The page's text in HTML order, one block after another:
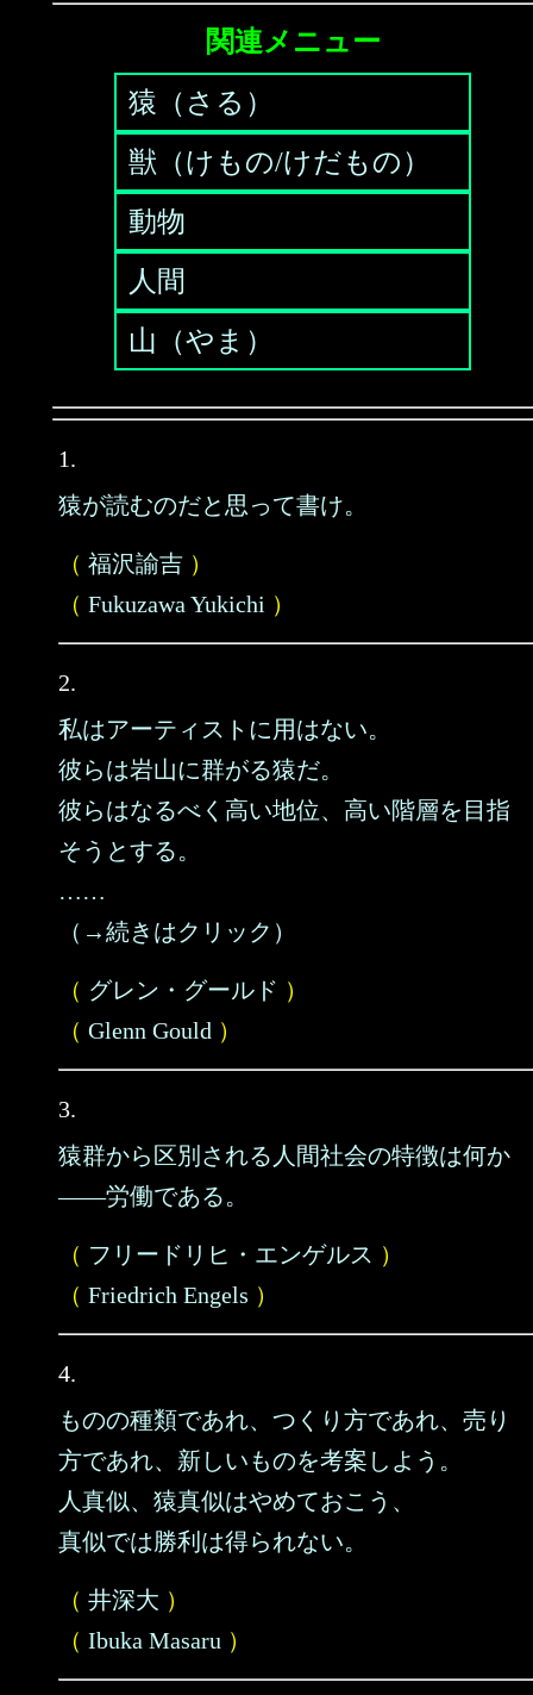
関連メニュー
猿（さる）
獣（けもの/けだもの）
動物
人間
山（やま）
1.
猿が読むのだと思って書け。
（ 福沢諭吉 ）
（ Fukuzawa Yukichi ）
2.
私はアーティストに用はない。
彼らは岩山に群がる猿だ。
彼らはなるべく高い地位、高い階層を目指
そうとする。
……
（→続きはクリック）
（ グレン・グールド ）
（ Glenn Gould ）
3.
猿群から区別される人間社会の特徴は何か
――労働である。
（ フリードリヒ・エンゲルス ）
（ Friedrich Engels ）
4.
ものの種類であれ、つくり方であれ、売り
方であれ、新しいものを考案しよう。
人真似、猿真似はやめておこう、
真似では勝利は得られない。
（ 井深大 ）
（ Ibuka Masaru ）